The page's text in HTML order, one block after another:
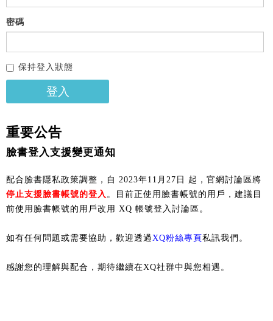
密碼
保持登入狀態
登入
重要公告
臉書登入支援變更通知
配合臉書隱私政策調整，自 2023年11月27日 起，官網討論區將
停止支援臉書帳號的登入 。目前正使用臉書帳號的用戶，建議目
前使用臉書帳號的用戶改用 XQ 帳號登入討論區。
如有任何問題或需要協助，歡迎透過XQ粉絲專頁 私訊我們。
感謝您的理解與配合，期待繼續在XQ社群中與您相遇。